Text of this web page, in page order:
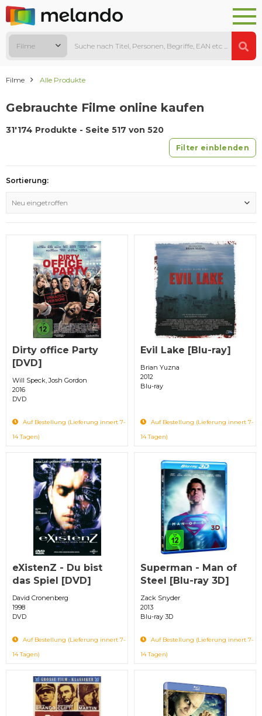
Filme
Filme Alle Produkte
Gebrauchte Filme online kaufen
31'174 Produkte - Seite 517 von 520
Filter einblenden
Sortierung:
Neu eingetroffen
Dirty office Party
[DVD]
Will Speck, Josh Gordon
2016
DVD
Auf Bestellung (Lieferung innert 7-
14 Tagen)
Evil Lake [Blu-ray]
Brian Yuzna
2012
Blu-ray
Auf Bestellung (Lieferung innert 7-
14 Tagen)
eXistenZ - Du bist
das Spiel [DVD]
David Cronenberg
1998
DVD
Auf Bestellung (Lieferung innert 7-
14 Tagen)
Superman - Man of
Steel [Blu-ray 3D]
Zack Snyder
2013
Blu-ray 3D
Auf Bestellung (Lieferung innert 7-
14 Tagen)